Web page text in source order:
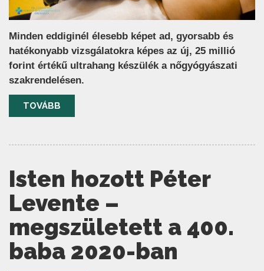
Minden eddiginél élesebb képet ad, gyorsabb és
hatékonyabb vizsgálatokra képes az új, 25 millió
forint értékű ultrahang készülék a nőgyógyászati
szakrendelésen.
TOVÁBB
Isten hozott Péter
Levente –
megszületett a 400.
baba 2020-ban